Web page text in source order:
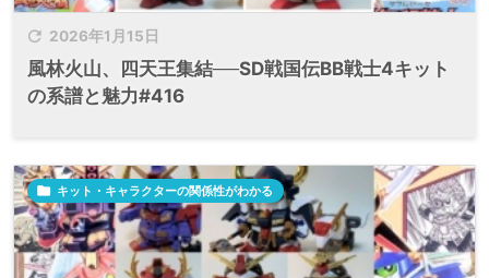
 2026年1月15日
風林火山、四天王集結──SD戦国伝BB戦士4キット
の系譜と魅力#416
 キット・キャラクターの関係性がわかる